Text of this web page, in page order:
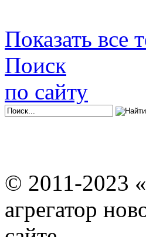
Показать все
Поиск
по сайту
© 2011-2023
агрегатор